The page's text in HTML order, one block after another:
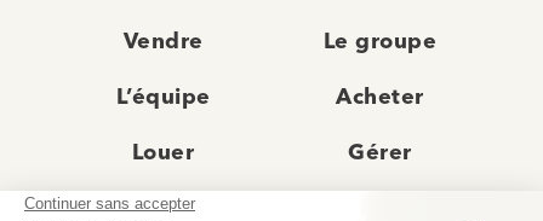
Vendre Le groupe
L’équipe Acheter
Louer Gérer
Actualités